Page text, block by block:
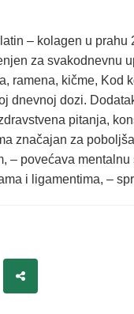
– kolagen u
za svakodnevnu
ramena, kičme, Kod
dnevnoj dozi.
pitanja,
značajan za
– povećava
i ligamentima, –